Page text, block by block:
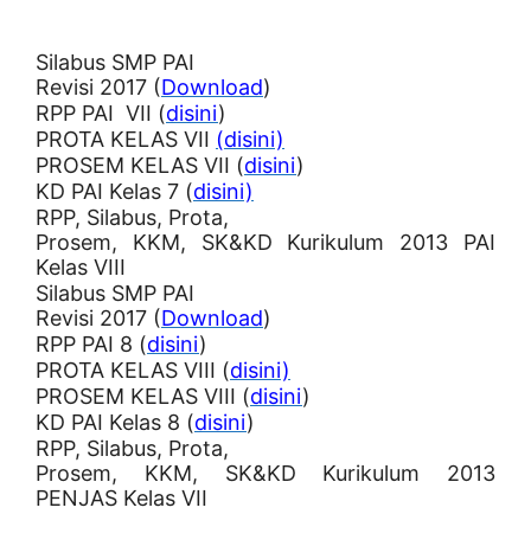
Silabus SMP PAI
Revisi 2017 (Download)
RPP PAI VII (disini)
PROTA KELAS VII (disini)
PROSEM KELAS VII (disini)
KD PAI Kelas 7 (disini)
RPP, Silabus, Prota,
Prosem, KKM, SK&KD Kurikulum 2013 PAI
Kelas VIII
Silabus SMP PAI
Revisi 2017 (Download)
RPP PAI 8 (disini)
PROTA KELAS VIII (disini)
PROSEM KELAS VIII (disini)
KD PAI Kelas 8 (disini)
RPP, Silabus, Prota,
Prosem, KKM, SK&KD Kurikulum 2013
PENJAS Kelas VII